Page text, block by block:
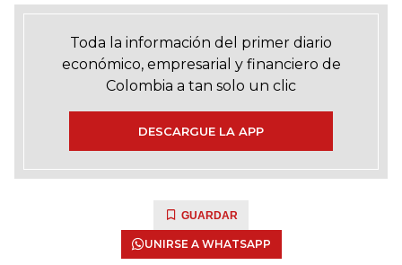
Toda la información del primer diario
económico, empresarial y financiero de
Colombia a tan solo un clic
DESCARGUE LA APP
GUARDAR
UNIRSE A WHATSAPP